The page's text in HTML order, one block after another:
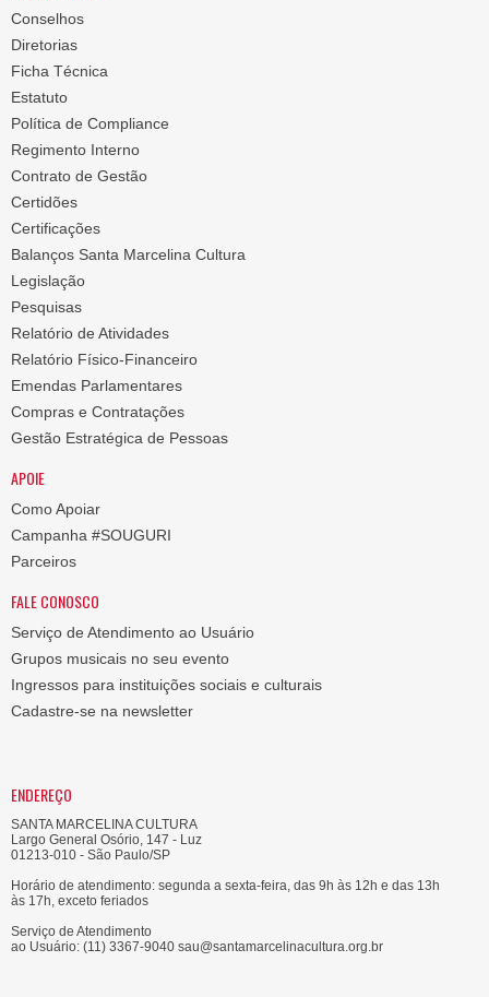
Conselhos
Diretorias
Ficha Técnica
Estatuto
Política de Compliance
Regimento Interno
Contrato de Gestão
Certidões
Certificações
Balanços Santa Marcelina Cultura
Legislação
Pesquisas
Relatório de Atividades
Relatório Físico-Financeiro
Emendas Parlamentares
Compras e Contratações
Gestão Estratégica de Pessoas
APOIE
Como Apoiar
Campanha #SOUGURI
Parceiros
FALE CONOSCO
Serviço de Atendimento ao Usuário
Grupos musicais no seu evento
Ingressos para instituições sociais e culturais
Cadastre-se na newsletter
ENDEREÇO
SANTA MARCELINA CULTURA
Largo General Osório, 147 - Luz
01213-010 - São Paulo/SP
Horário de atendimento: segunda a sexta-feira, das 9h às 12h e das 13h
às 17h, exceto feriados
Serviço de Atendimento
ao Usuário: (11) 3367-9040 sau@santamarcelinacultura.org.br